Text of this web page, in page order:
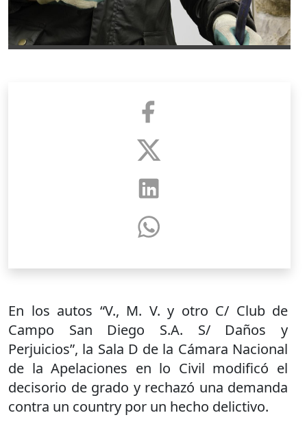
En los autos “V., M. V. y otro C/ Club de
Campo San Diego S.A. S/ Daños y
Perjuicios”, la Sala D de la Cámara Nacional
de la Apelaciones en lo Civil modificó el
decisorio de grado y rechazó una demanda
contra un country por un hecho delictivo.